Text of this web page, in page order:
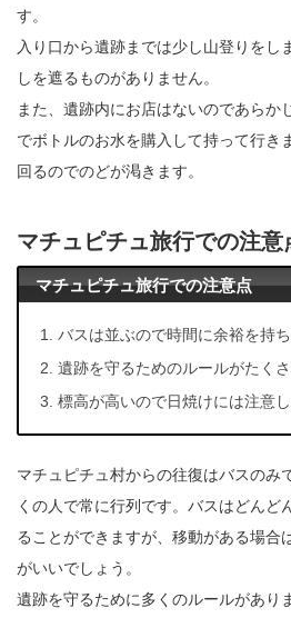
す。
入り口から遺跡までは少し山登りをし
しを遮るものがありません。
また、遺跡内にお店はないのであらか
でボトルのお水を購入して持って行き
回るのでのどが渇きます。
マチュピチュ旅行での注意
マチュピチュ旅行での注意点
バスは並ぶので時間に余裕を持
遺跡を守るためのルールがたく
標高が高いので日焼けには注意
マチュピチュ村からの往復はバスのみ
くの人で常に行列です。バスはどんど
ることができますが、移動がある場合
がいいでしょう。
遺跡を守るために多くのルールがあり